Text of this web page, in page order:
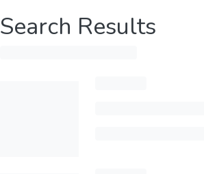
Search Results